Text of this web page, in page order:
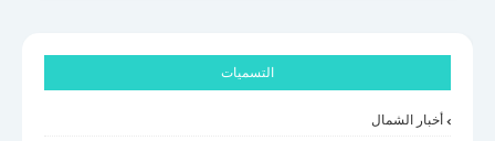
التسميات
أخبار الشمال